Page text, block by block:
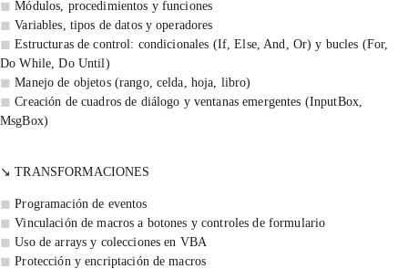
◼ Módulos, procedimientos y funciones
◼ Variables, tipos de datos y operadores
◼ Estructuras de control: condicionales (If, Else, And, Or) y bucles (For,
Do While, Do Until)
◼ Manejo de objetos (rango, celda, hoja, libro)
◼ Creación de cuadros de diálogo y ventanas emergentes (InputBox,
MsgBox)
↘️ TRANSFORMACIONES
◼ Programación de eventos
◼ Vinculación de macros a botones y controles de formulario
◼ Uso de arrays y colecciones en VBA
◼ Protección y encriptación de macros